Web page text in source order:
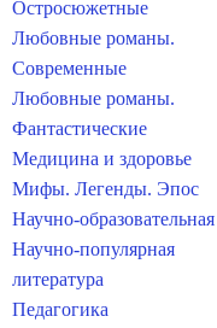
Остросюжетные
Любовные романы.
Современные
Любовные романы.
Фантастические
Медицина и здоровье
Мифы. Легенды. Эпос
Научно-образовательная
Научно-популярная
литература
Педагогика